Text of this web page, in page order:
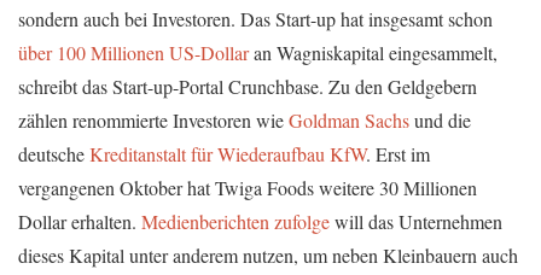
sondern auch bei Investoren. Das Start-up hat insgesamt schon
über 100 Millionen US-Dollaran Wagniskapital eingesammelt,
schreibt das Start-up-Portal Crunchbase. Zu den Geldgebern
zählen renommierte Investoren wieGoldman Sachsund die
deutscheKreditanstalt für Wiederaufbau KfW. Erst im
vergangenen Oktober hat Twiga Foods weitere 30 Millionen
Dollar erhalten. Medienberichten zufolgewill das Unternehmen
dieses Kapital unter anderem nutzen, um neben Kleinbauern auch